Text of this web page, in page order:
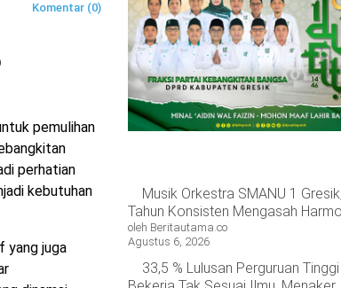
Komentar (0)
pemulihan
perhatian
kebutuhan
yang juga
Musik Orkestra SMANU 1
Tahun Konsisten Mengasah
oleh Beritautama.co
Agustus 6, 2026
33,5 % Lulusan Perguruan Tinggi